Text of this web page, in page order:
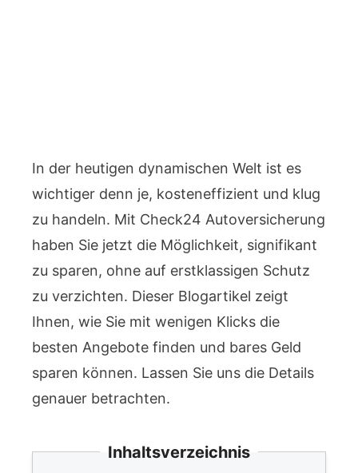
In der heutigen dynamischen Welt ist es
wichtiger denn je, kosteneffizient und klug
zu handeln. Mit Check24 Autoversicherung
haben Sie jetzt die Möglichkeit, signifikant
zu sparen, ohne auf erstklassigen Schutz
zu verzichten. Dieser Blogartikel zeigt
Ihnen, wie Sie mit wenigen Klicks die
besten Angebote finden und bares Geld
sparen können. Lassen Sie uns die Details
genauer betrachten.
Inhaltsverzeichnis